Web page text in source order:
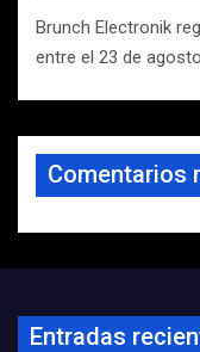
Brunch Electronik
entre el 23 de
Comentarios
Entradas